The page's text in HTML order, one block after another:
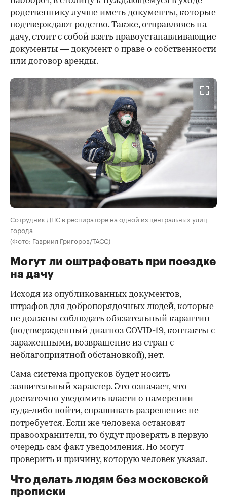
родственнику лучше иметь документы, которые
подтверждают родство. Также, отправляясь на
дачу, стоит с собой взять правоустанавливающие
документы — документ о праве о собственности
или договор аренды.
Сотрудник ДПС в респираторе на одной из центральных улиц
города
(Фото: Гавриил Григоров/ТАСС)
Могут ли оштрафовать при поездке
на дачу
Исходя из опубликованных документов,
штрафов для добропорядочных людей, которые
не должны соблюдать обязательный карантин
(подтвержденный диагноз COVID-19, контакты с
зараженными, возвращение из стран с
неблагоприятной обстановкой), нет.
Сама система пропусков будет носить
заявительный характер. Это означает, что
достаточно уведомить власти о намерении
куда-либо пойти, спрашивать разрешение не
потребуется. Если же человека остановят
правоохранители, то будут проверять в первую
очередь сам факт уведомления. Но могут
проверить и причину, которую человек указал.
Что делать людям без московской
прописки